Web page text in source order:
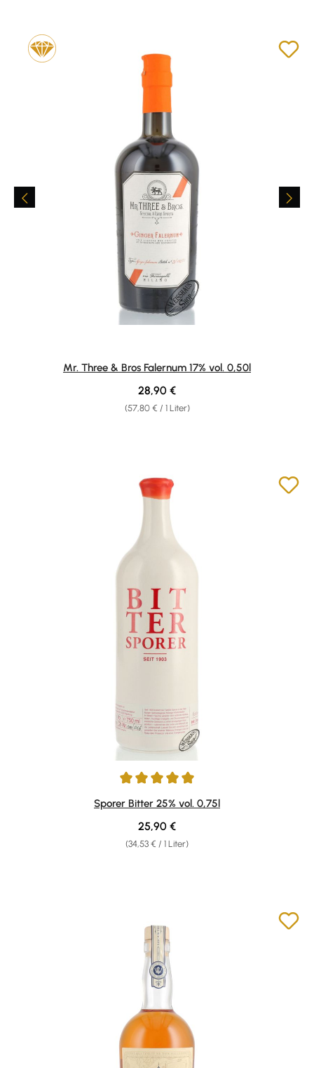
Mr. Three & Bros Falernum 17% vol. 0,50l
(57,80 € / 1 Liter)
Regulärer Preis:
28,90 €
Durchschnittliche Bewertung von 5 von 5 Sternen
Sporer Bitter 25% vol. 0,75l
(34,53 € / 1 Liter)
Regulärer Preis:
25,90 €